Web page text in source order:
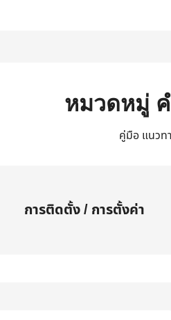
หมวดหมู่
คู่มือ แนว
การติดตั้ง / การตั้งค่า